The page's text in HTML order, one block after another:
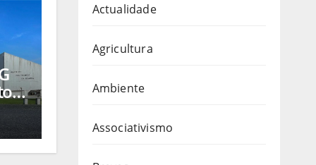
Actualidade
Agricultura
Ambiente
Associativismo